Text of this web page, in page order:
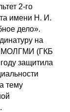
2-го
имени Н. И.
дело».
на
МОЛГМИ (ГКБ
защитила
тему